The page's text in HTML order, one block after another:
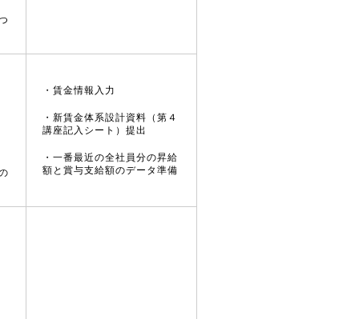
・賃金情報入力
・新賃金体系設計資料（第４
講座記入シート）提出
・一番最近の全社員分の昇給
額と賞与支給額のデータ準備